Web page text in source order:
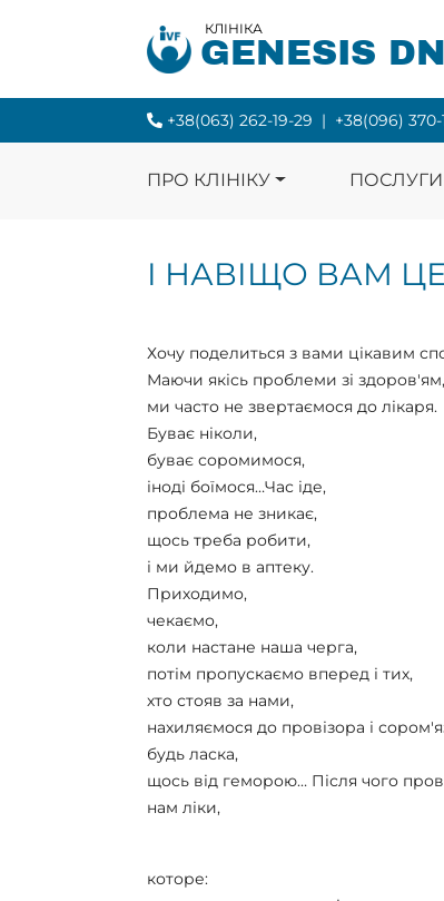
КЛІНІКА
GENESIS
+38(063) 262-19-29 | +38(096) 370-
ПРО КЛІНІКУ ПОСЛУГИ
І НАВІЩО ВАМ
Хочу поделиться з вами цікавим
Маючи якісь проблеми зі здоров'ям,
ми часто не звертаємося до лікаря.
Буває ніколи,
буває соромимося,
іноді боїмося…Час іде,
проблема не зникає,
щось треба робити,
і ми йдемо в аптеку.
Приходимо,
чекаємо,
коли настане наша черга,
потім пропускаємо вперед і тих,
хто стояв за нами,
нахиляємося до провізора і
будь ласка,
щось від геморою… Після чого
нам ліки,
которе: